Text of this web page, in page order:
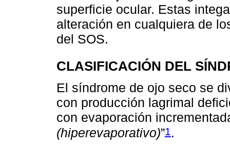
superficie ocular. Estas
alteración en cualquiera de
del SOS.
CLASIFICACIÓN DEL
El síndrome de ojo seco se
con producción lagrimal
con evaporación
(hiperevaporativo)”1 .